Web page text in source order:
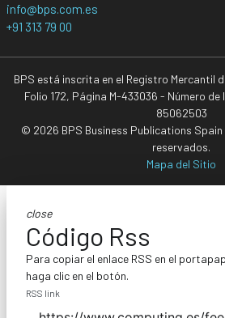
info@bps.com.es
+91 313 79 00
BPS está inscrita en el Registro Mercantil
Folio 172, Página M-433036 - Número
85062503
© 2026 BPS Business Publications
reservados.
Mapa del Sitio
close
Código Rss
Para copiar el enlace RSS en el
haga clic en el botón.
RSS link